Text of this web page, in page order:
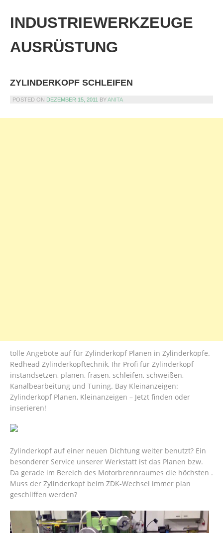
content
INDUSTRIEWERKZEUGE
AUSRÜSTUNG
ZYLINDERKOPF SCHLEIFEN
POSTED ON DEZEMBER 15, 2011 BYANITA
tolle Angebote auf für Zylinderkopf Planen in Zylinderköpfe.
Redhead Zylinderkopftechnik, Ihr Profi für Zylinderkopf
instandsetzen, planen, fräsen, schleifen, schweißen,
Kanalbearbeitung und Tuning. Bay Kleinanzeigen:
Zylinderkopf Planen, Kleinanzeigen – Jetzt finden oder
inserieren!
Zylinderkopf auf einer neuen Dichtung weiter benutzt? Ein
besonderer Service unserer Werkstatt ist das Planen bzw.
Da gerade im Bereich des Motorbrennraumes die höchsten .
Muss der Zylinderkopf beim ZDK-Wechsel immer plan
geschliffen werden?